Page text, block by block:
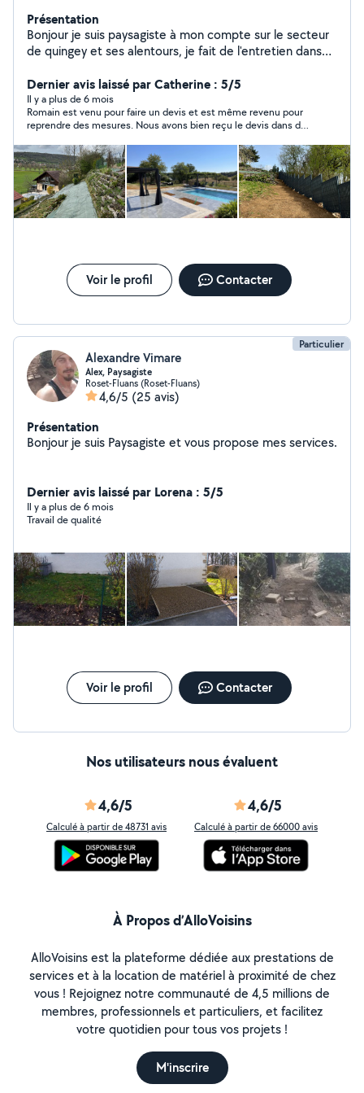
Présentation
Bonjour je suis paysagiste à mon compte sur le secteur
de quingey et ses alentours, je fait de l'entretien dans
également des aménagements divers terrasse, clôture,
décoration jardin. N'hésitez pas à me contacter.
Dernier avis laissé par Catherine : 5/5
Il y a plus de 6 mois
Romain est venu pour faire un devis et est même revenu pour
reprendre des mesures. Nous avons bien reçu le devis dans des
Malheureusement pour lui, nous avons choisi un autre
entrepreneur, non pas pour une histoire de prix, mais pour une
question d'expérience et de matériaux. Je conseille vivement
malgré tout.
Voir le profil Contacter
Particulier
Alexandre Vimare
Alex, Paysagiste
Roset-Fluans (Roset-Fluans)
4,6/5 (25 avis)
Présentation
Bonjour je suis Paysagiste et vous propose mes services.
Dernier avis laissé par Lorena : 5/5
Il y a plus de 6 mois
Travail de qualité
Voir le profil Contacter
Nos utilisateurs nous évaluent
4,6/5
Calculé à partir de 48731 avis
4,6/5
Calculé à partir de 66000 avis
À Propos d’AlloVoisins
AlloVoisins est la plateforme dédiée aux prestations de
services et à la location de matériel à proximité de chez
vous ! Rejoignez notre communauté de 4,5 millions de
membres, professionnels et particuliers, et facilitez
votre quotidien pour tous vos projets !
M'inscrire